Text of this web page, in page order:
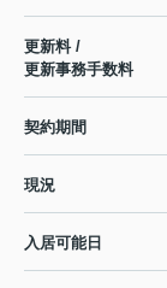
更新料 /
更新事務手数料
契約期間
現況
入居可能日